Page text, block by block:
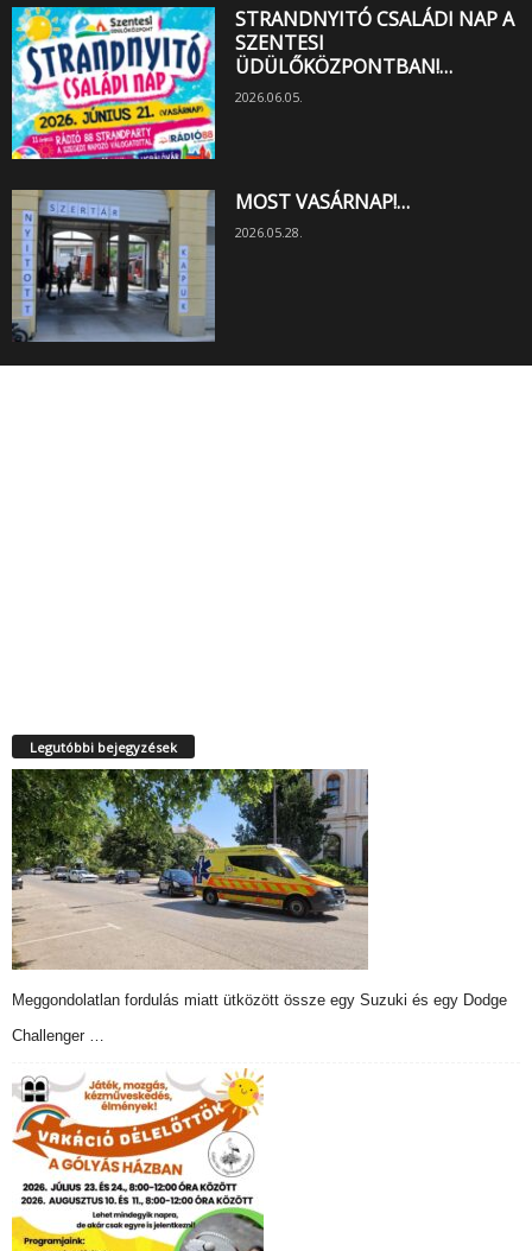
STRANDNYITÓ CSALÁDI NAP A
SZENTESI
ÜDÜLŐKÖZPONTBAN!…
2026.06.05.
MOST VASÁRNAP!…
2026.05.28.
Legutóbbi bejegyzések
Meggondolatlan fordulás miatt ütközött össze egy Suzuki és egy Dodge
Challenger …